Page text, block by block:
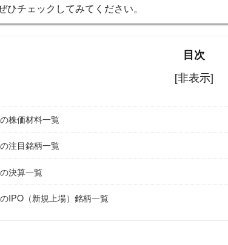
ひチェックしてみてください。
目次
[非表示]
株価材料一覧
注目銘柄一覧
決算一覧
IPO（新規上場）銘柄一覧